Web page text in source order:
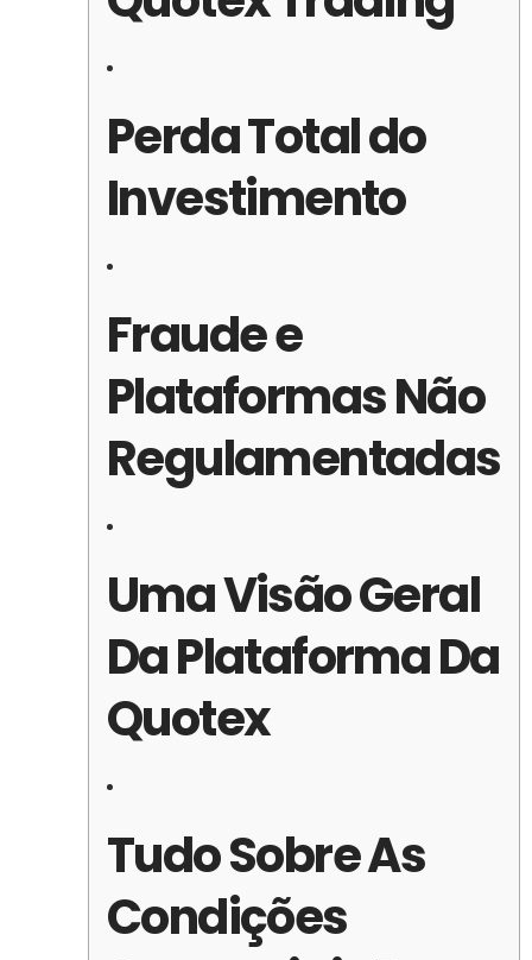
Perda Total do
Investimento
Fraude e
Plataformas Não
Regulamentadas
Uma Visão Geral
Da Plataforma Da
Quotex
Tudo Sobre As
Condições